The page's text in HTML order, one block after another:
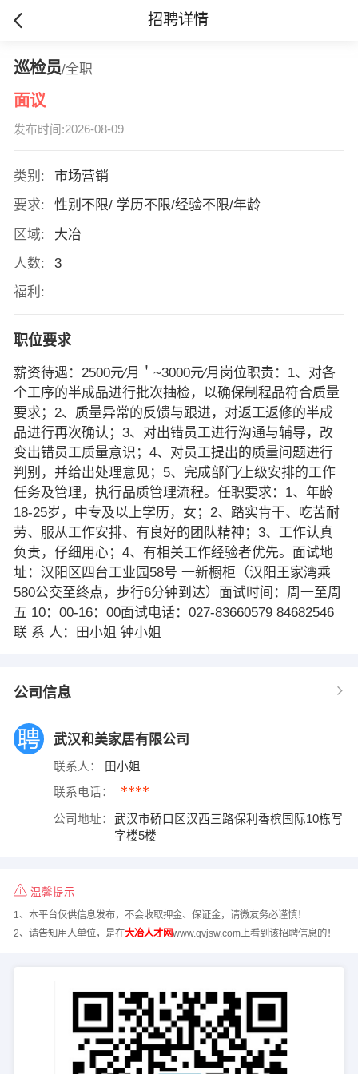
招聘详情
巡检员/全职
面议
发布时间:2026-08-09
类别:
市场营销
要求:
性别不限/ 学历不限/经验不限/年龄
区域:
大冶
人数:
3
福利:
职位要求
薪资待遇：2500元∕月＇~3000元∕月岗位职责：1、对各
个工序的半成品进行批次抽检，以确保制程品符合质量
要求；2、质量异常的反馈与跟进，对返工返修的半成
品进行再次确认；3、对出错员工进行沟通与辅导，改
变出错员工质量意识；4、对员工提出的质量问题进行
判别，并给出处理意见；5、完成部门∕上级安排的工作
任务及管理，执行品质管理流程。任职要求：1、年龄
18-25岁，中专及以上学历，女；2、踏实肯干、吃苦耐
劳、服从工作安排、有良好的团队精神；3、工作认真
负责，仔细用心；4、有相关工作经验者优先。面试地
址：汉阳区四台工业园58号 一新橱柜（汉阳王家湾乘
580公交至终点，步行6分钟到达）面试时间：周一至周
五 10：00-16：00面试电话：027-83660579 84682546
联 系 人：田小姐 钟小姐
公司信息
武汉和美家居有限公司
联系人： 田小姐
联系电话： ****
公司地址：
武汉市硚口区汉西三路保利香槟国际10栋写
字楼5楼
温馨提示
1、本平台仅供信息发布，不会收取押金、保证金，请微友务必谨慎！
2、请告知用人单位，是在大冶人才网www.qvjsw.com上看到该招聘信息的！